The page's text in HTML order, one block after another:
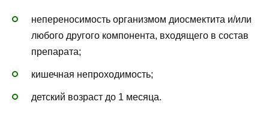
непереносимость организмом диосмектита и/или
любого другого компонента, входящего в состав
препарата;
кишечная непроходимость;
детский возраст до 1 месяца.